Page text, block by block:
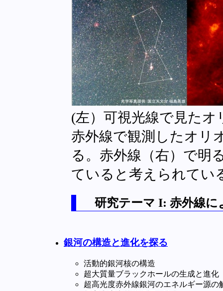
(左）可視光線で見た
赤外線で観測したオリ
る。赤外線（右）で明
ていると考えられてい
研究テーマ I: 赤外線に
銀河の構造と進化を探る
活動的銀河核の構造
超大質量ブラックホールの生成と進化
超高光度赤外線銀河のエネルギー源の